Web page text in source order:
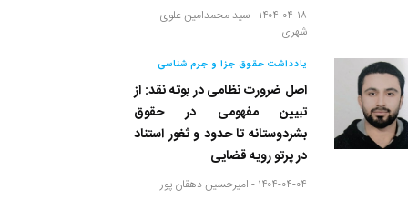
۱۴۰۴-۰۴-۱۸ - سید محمدامین علوی
شهری
یادداشت حقوق جزا و جرم شناسی
اصل ضرورت نظامی در بوته نقد: از
تبیین مفهومی در حقوق
بشردوستانه تا حدود و ثغور استناد
در پرتو رویه قضایی
۱۴۰۴-۰۴-۰۴ - امیرحسین دهقان پور